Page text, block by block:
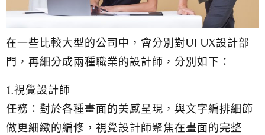
在一些比較大型的公司中，會分別對UI UX設計部
門，再細分成兩種職業的設計師，分別如下：
1.視覺設計師
任務：對於各種畫面的美感呈現，與文字編排細節
做更細緻的編修，視覺設計師聚焦在畫面的完整